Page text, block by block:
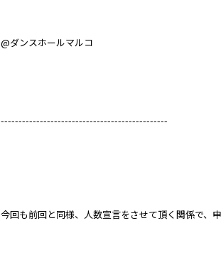
@ダンスホールマルコ
-----------------------------------------------
今回も前回と同様、人数宣言をさせて頂く関係で、